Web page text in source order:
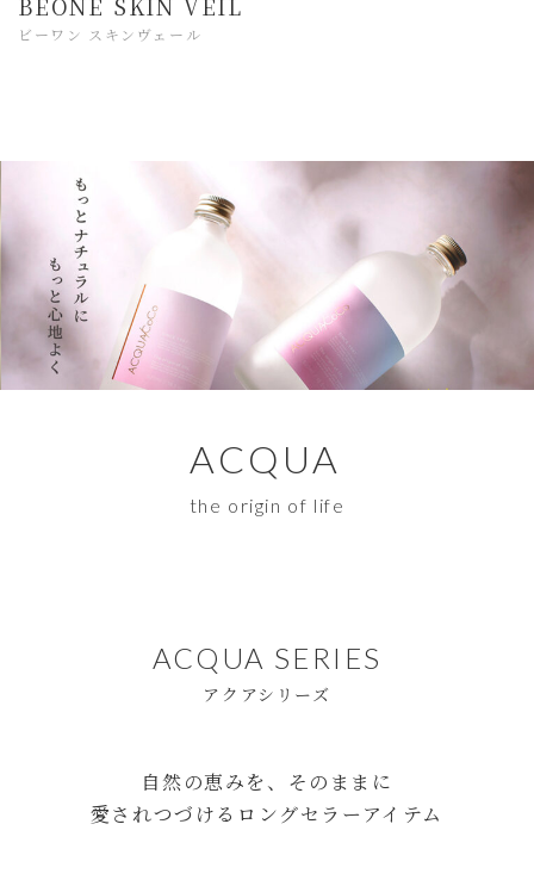
BEONE SKIN VEIL
ビーワン スキンヴェール
ACQUA
the origin of life
ACQUA SERIES
アクアシリーズ
自然の恵みを、そのままに
愛されつづけるロングセラーアイテム